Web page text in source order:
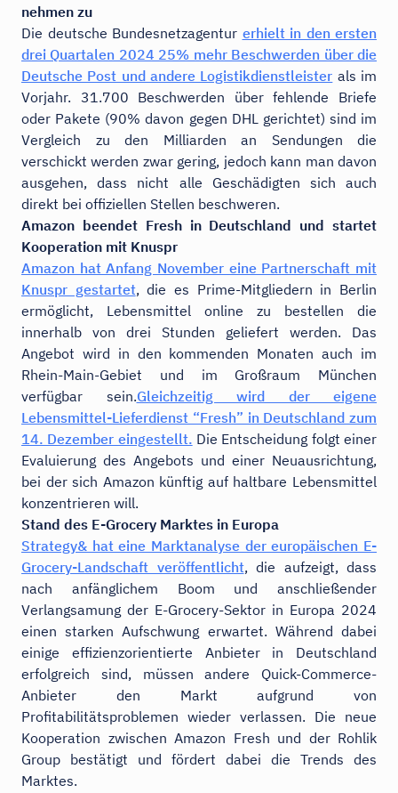
nehmen zu
Die deutsche Bundesnetzagentur erhielt in den ersten
drei Quartalen 2024 25% mehr Beschwerden über die
Deutsche Post und andere Logistikdienstleister als im
Vorjahr. 31.700 Beschwerden über fehlende Briefe
oder Pakete (90% davon gegen DHL gerichtet) sind im
Vergleich zu den Milliarden an Sendungen die
verschickt werden zwar gering, jedoch kann man davon
ausgehen, dass nicht alle Geschädigten sich auch
direkt bei offiziellen Stellen beschweren.
Amazon beendet Fresh in Deutschland und startet
Kooperation mit Knuspr
Amazon hat Anfang November eine Partnerschaft mit
Knuspr gestartet, die es Prime-Mitgliedern in Berlin
ermöglicht, Lebensmittel online zu bestellen die
innerhalb von drei Stunden geliefert werden. Das
Angebot wird in den kommenden Monaten auch im
Rhein-Main-Gebiet und im Großraum München
verfügbar sein.Gleichzeitig wird der eigene
Lebensmittel-Lieferdienst “Fresh” in Deutschland zum
14. Dezember eingestellt. Die Entscheidung folgt einer
Evaluierung des Angebots und einer Neuausrichtung,
bei der sich Amazon künftig auf haltbare Lebensmittel
konzentrieren will.
Stand des E-Grocery Marktes in Europa
Strategy& hat eine Marktanalyse der europäischen E-
Grocery-Landschaft veröffentlicht, die aufzeigt, dass
nach anfänglichem Boom und anschließender
Verlangsamung der E-Grocery-Sektor in Europa 2024
einen starken Aufschwung erwartet. Während dabei
einige effizienzorientierte Anbieter in Deutschland
erfolgreich sind, müssen andere Quick-Commerce-
Anbieter den Markt aufgrund von
Profitabilitätsproblemen wieder verlassen. Die neue
Kooperation zwischen Amazon Fresh und der Rohlik
Group bestätigt und fördert dabei die Trends des
Marktes.